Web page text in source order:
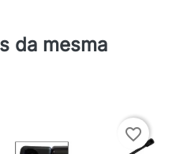
da mesma
favorite_border